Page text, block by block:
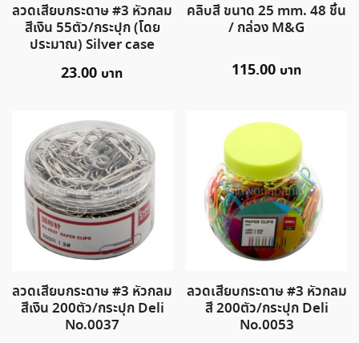
ลวดเสียบกระดาษ #3 หัวกลม
สีเงิน 55ตัว/กระปุก (โดย
ประมาณ) Silver case
23.00
คลิบสี ขนาด 25 mm. 48 ชิ้น
/ กล่อง M&G
115.00
ลวดเสียบกระดาษ #3 หัวกลม
สีเงิน 200ตัว/กระปุก Deli
No.0037
ลวดเสียบกระดาษ #3 หัวกลม
สี 200ตัว/กระปุก Deli
No.0053